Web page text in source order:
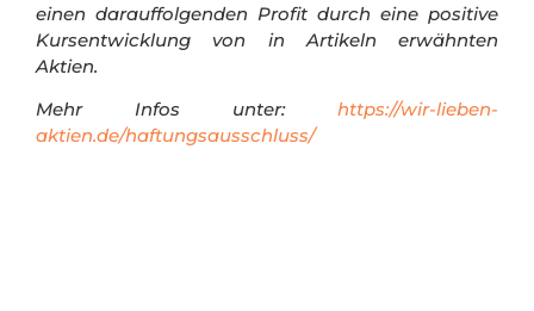
einen darauffolgenden Profit durch eine positive
Kursentwicklung von in Artikeln erwähnten
Aktien.
Mehr Infos unter: https://wir-lieben-
aktien.de/haftungsausschluss/